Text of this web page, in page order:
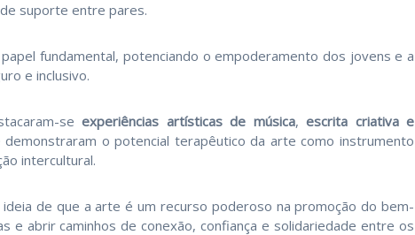
suporte entre pares.
fundamental, potenciando o empoderamento dos jovens e a
e inclusivo.
se experiências artísticas de música,escrita criativa e
demonstraram o potencial terapêutico da arte como instrumento
intercultural.
de que a arte é um recurso poderoso na promoção do bem-
e abrir caminhos de conexão, confiança e solidariedade entre os